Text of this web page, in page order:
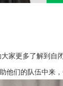
家更多了解到自
他们的队伍中来，